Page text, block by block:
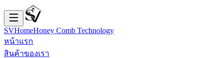
SVHomeHoney Comb Technology
หน้าแรก
สินค้าของเรา